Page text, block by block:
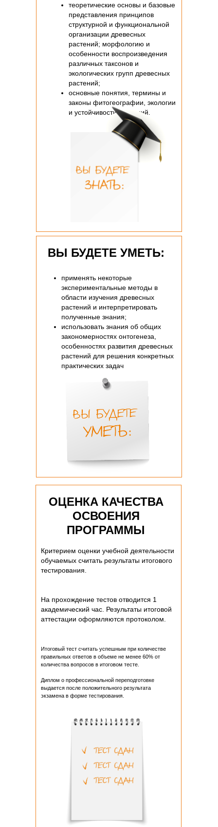
теоретические основы и базовые
представления принципов
структурной и функциональной
организации древесных
растений; морфологию и
особенности воспроизведения
различных таксонов и
экологических групп древесных
растений;
основные понятия, термины и
законы фитогеографии, экологии
и устойчивости растений.
ВЫ БУДЕТЕ УМЕТЬ:
применять некоторые
экспериментальные методы в
области изучения древесных
растений и интерпретировать
полученные знания;
использовать знания об общих
закономерностях онтогенеза,
особенностях развития древесных
растений для решения конкретных
практических задач
Критерием оценки учебной деятельности
обучаемых считать результаты итогового
тестирования.
На прохождение тестов отводится 1
академический час. Результаты итоговой
аттестации оформляются протоколом.
Итоговый тест считать успешным при количестве
правильных ответов в объеме не менее 60% от
количества вопросов в итоговом тесте.
Диплом о профессиональной переподготовке
выдается после положительного результата
экзамена в форме тестирования.
ОЦЕНКА КАЧЕСТВА
ОСВОЕНИЯ
ПРОГРАММЫ